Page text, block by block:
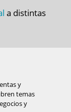
a distintas
y
temas
y